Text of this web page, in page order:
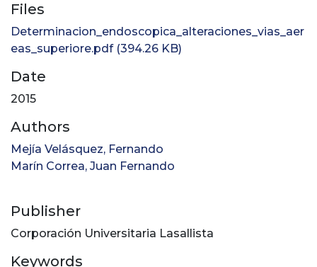
Files
Determinacion_endoscopica_alteraciones_vias_aer
eas_superiore.pdf(394.26 KB)
Date
2015
Authors
Mejía Velásquez, Fernando
Marín Correa, Juan Fernando
Publisher
Corporación Universitaria Lasallista
Keywords